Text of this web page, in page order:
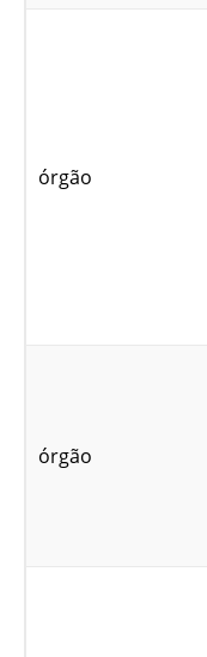
órgão
órgão